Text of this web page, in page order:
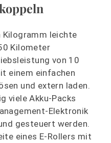
Kilogramm leichte
Kilometer
von 10
einem einfachen
und extern laden.
viele Akku-Packs
Elektronik
gesteuert werden.
eines E-Rollers mit